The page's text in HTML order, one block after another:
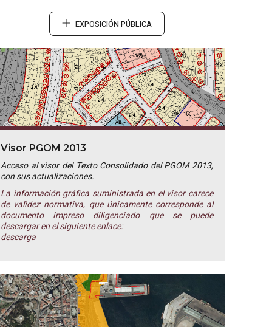
EXPOSICIÓN PÚBLICA
Visor PGOM 2013
Acceso al visor del Texto Consolidado del PGOM 2013,
con sus actualizaciones.
La información gráfica suministrada en el visor carece
de validez normativa, que únicamente corresponde al
documento impreso diligenciado que se puede
descargar en el siguiente enlace:
descarga